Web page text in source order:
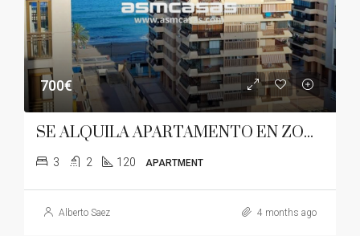
700€
SE ALQUILA APARTAMENTO EN ZONA DE LA CURVA
3 2 120 APARTMENT
Alberto Saez 4 months ago